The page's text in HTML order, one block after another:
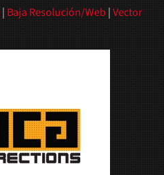
| Baja Resolución/Web |Vector